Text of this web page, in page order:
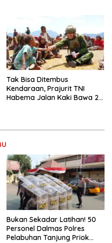
Tak Bisa Ditembus
Kendaraan, Prajurit TNI
Habema Jalan Kaki Bawa 2
Bukan Sekadar Latihan! 50
Personel Dalmas Polres
Pelabuhan Tanjung Priok